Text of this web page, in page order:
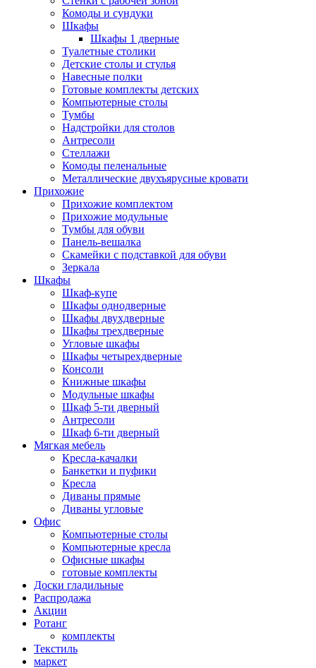
Комоды и сундуки
Шкафы
Шкафы 1 дверные
Туалетные столики
Детские столы и стулья
Навесные полки
Готовые комплекты детских
Компьютерные столы
Тумбы
Надстройки для столов
Антресоли
Стеллажи
Комоды пеленальные
Металлические двухъярусные кровати
Прихожие
Прихожие комплектом
Прихожие модульные
Тумбы для обуви
Панель-вешалка
Скамейки с подставкой для обуви
Зеркала
Шкафы
Шкаф-купе
Шкафы однодверные
Шкафы двухдверные
Шкафы трехдверные
Угловые шкафы
Шкафы четырехдверные
Консоли
Книжные шкафы
Модульные шкафы
Шкаф 5-ти дверный
Антресоли
Шкаф 6-ти дверный
Мягкая мебель
Кресла-качалки
Банкетки и пуфики
Кресла
Диваны прямые
Диваны угловые
Офис
Компьютерные столы
Компьютерные кресла
Офисные шкафы
готовые комплекты
Доски гладильные
Распродажа
Акции
Ротанг
комплекты
Текстиль
маркет